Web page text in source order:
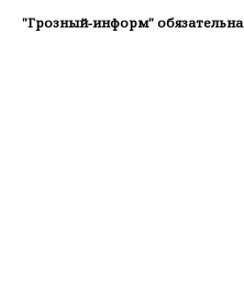
"Грозный-информ"